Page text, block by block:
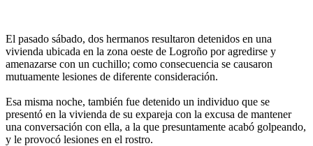
El pasado sábado, dos hermanos resultaron detenidos en una
vivienda ubicada en la zona oeste de Logroño por agredirse y
amenazarse con un cuchillo; como consecuencia se causaron
mutuamente lesiones de diferente consideración.
Esa misma noche, también fue detenido un individuo que se
presentó en la vivienda de su expareja con la excusa de mantener
una conversación con ella, a la que presuntamente acabó golpeando,
y le provocó lesiones en el rostro.